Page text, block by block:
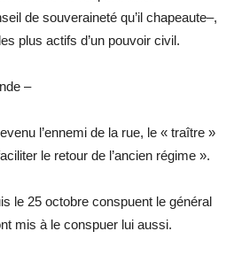
de souveraineté qu’il chapeaute–,
plus actifs d’un pouvoir civil.
–
l’ennemi de la rue, le « traître »
le retour de l’ancien régime ».
le 25 octobre conspuent le général
mis à le conspuer lui aussi.